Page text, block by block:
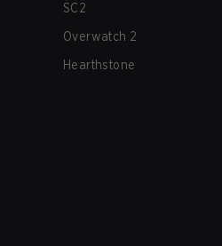
SC2
Overwatch 2
Hearthstone